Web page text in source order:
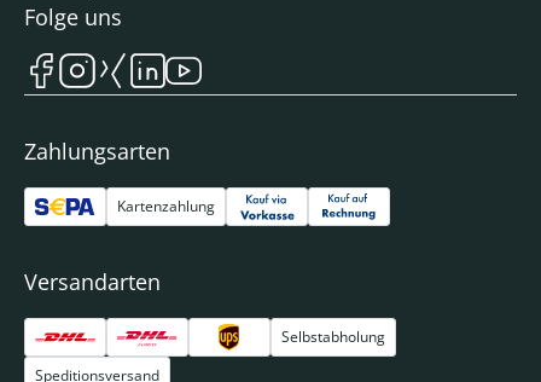
Zahlungsarten
Kartenzahlung
Versandarten
Selbstabholung
Speditionsversand
Folge uns